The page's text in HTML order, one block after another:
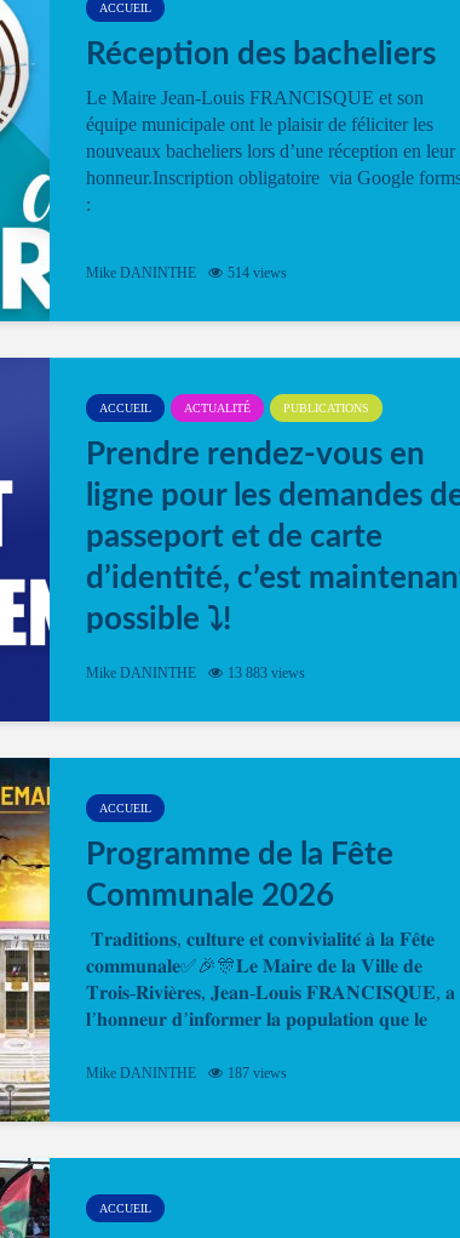
ACCUEIL
Réception des bacheliers
Le Maire Jean-Louis FRANCISQUE et son
équipe municipale ont le plaisir de féliciter les
nouveaux bacheliers lors d’une réception en leur
honneur.Inscription obligatoire via Google
:
Mike DANINTHE 514 views
ACCUEIL ACTUALITÉ PUBLICATIONS
Prendre rendez-vous en
ligne pour les demandes
passeport et de carte
d’identité, c’est
possible ⤵️!
Désormais, il est possible de prendre rendez-
Mike DANINTHE 13 883 views
ACCUEIL
Programme de la Fête
Communale 2026
𝐓𝐫𝐚𝐝𝐢𝐭𝐢𝐨𝐧𝐬, 𝐜𝐮𝐥𝐭𝐮𝐫𝐞 𝐞𝐭 𝐜𝐨𝐧𝐯𝐢𝐯𝐢𝐚𝐥𝐢𝐭𝐞́ 𝐚̀ 𝐥𝐚 𝐅𝐞̂𝐭𝐞
𝐜𝐨𝐦𝐦𝐮𝐧𝐚𝐥𝐞✅🎉🎊𝐋𝐞 𝐌𝐚𝐢𝐫𝐞 𝐝𝐞 𝐥𝐚 𝐕𝐢𝐥𝐥𝐞 𝐝𝐞
𝐓𝐫𝐨𝐢𝐬-𝐑𝐢𝐯𝐢𝐞̀𝐫𝐞𝐬, 𝐉𝐞𝐚𝐧-𝐋𝐨𝐮𝐢𝐬 𝐅𝐑𝐀𝐍𝐂𝐈𝐒𝐐𝐔𝐄, 𝐚
𝐥’𝐡𝐨𝐧𝐧𝐞𝐮𝐫 𝐝’𝐢𝐧𝐟𝐨𝐫𝐦𝐞𝐫 𝐥𝐚 𝐩𝐨𝐩𝐮𝐥𝐚𝐭𝐢𝐨𝐧 𝐪𝐮𝐞 𝐥𝐞
Mike DANINTHE 187 views
ACCUEIL